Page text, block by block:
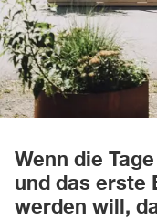
Wenn die
und das erste
werden will,